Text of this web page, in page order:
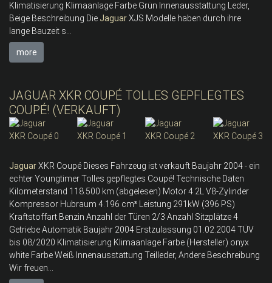
Klimatisierung Klimaanlage Farbe Grün Innenausstattung Leder,
Beige Beschreibung Die JaguarXJS Modelle haben durch ihre
lange Bauzeit s...
more
JAGUAR XKR COUPÉ TOLLES GEPFLEGTES
COUPÉ! (VERKAUFT)
JaguarXKR Coupé Dieses Fahrzeug ist verkauft Baujahr 2004 - ein
echter Youngtimer Tolles gepflegtes Coupé! Technische Daten
Kilometerstand 118.500 km (abgelesen) Motor 4.2L V8-Zylinder
Kompressor Hubraum 4.196 cm³ Leistung 291kW (396 PS)
Kraftstoffart Benzin Anzahl der Türen 2/3 Anzahl Sitzplätze 4
Getriebe Automatik Baujahr 2004 Erstzulassung 01.02.2004 TÜV
bis 08/2020 Klimatisierung Klimaanlage Farbe (Hersteller) onyx
white Farbe Weiß Innenausstattung Teilleder, Andere Beschreibung
Wir freuen...